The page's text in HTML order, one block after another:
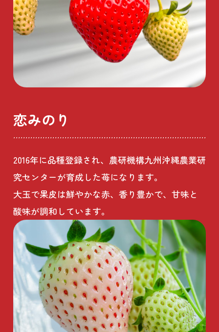
恋みのり
2016年に品種登録され、農研機構九州沖縄農業研
究センターが育成した苺になります。
大玉で果皮は鮮やかな赤、香り豊かで、甘味と
酸味が調和しています。